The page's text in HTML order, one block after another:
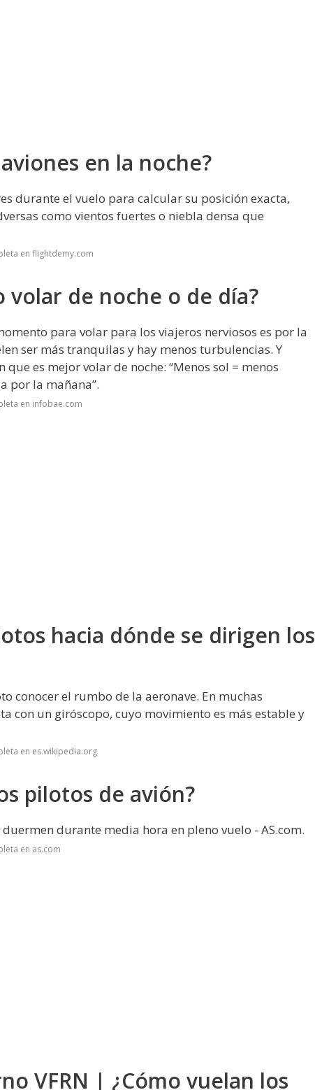
en la noche?
durante el vuelo para calcular su posición exacta,
como vientos fuertes o niebla densa que
en flightdemy.com
volar de noche o de día?
para volar para los viajeros nerviosos es por la
ser más tranquilas y hay menos turbulencias. Y
es mejor volar de noche: “Menos sol = menos
por la mañana”.
en infobae.com
hacia dónde se dirigen los
conocer el rumbo de la aeronave. En muchas
con un giróscopo, cuyo movimiento es más estable y
en es.wikipedia.org
pilotos de avión?
durante media hora en pleno vuelo - AS.com.
en as.com
VFRN | ¿Cómo vuelan los